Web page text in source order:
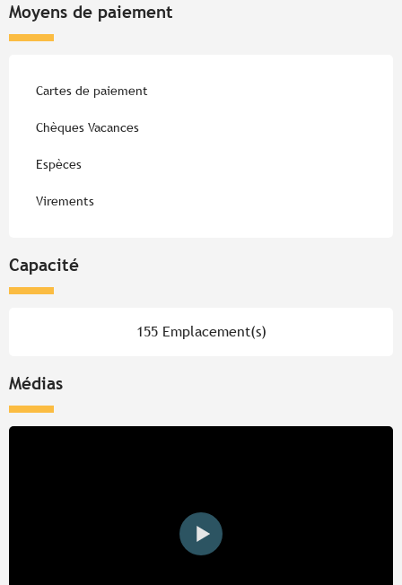
Moyens de paiement
Cartes de paiement
Chèques Vacances
Espèces
Virements
Capacité
155 Emplacement(s)
Médias